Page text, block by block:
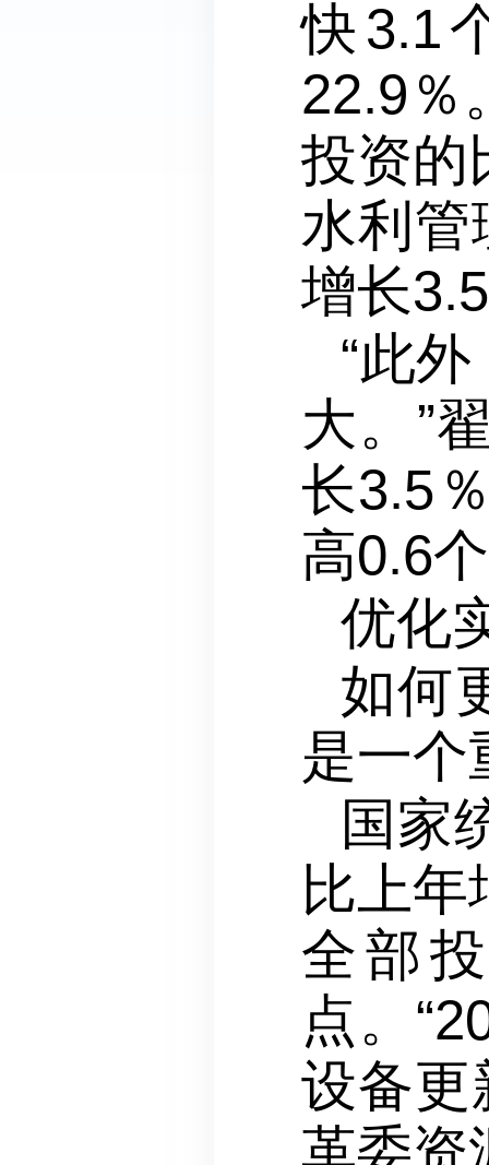
快3.1
22.9％
投资的
水利管
增长
“此
大。”
长3.5
高0.6
优化
如何
是一个
国家
比上年
全部
点。
设备更
革委资